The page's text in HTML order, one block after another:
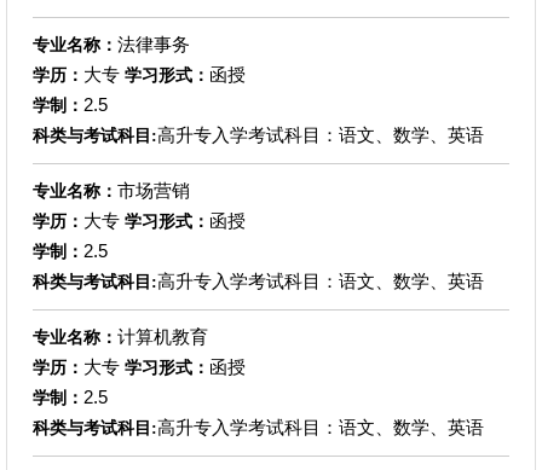
专业名称： 法律事务
学历： 大专 学习形式： 函授
学制： 2.5
科类与考试科目:高升专入学考试科目：语文、数学、英语
专业名称： 市场营销
学历： 大专 学习形式： 函授
学制： 2.5
科类与考试科目:高升专入学考试科目：语文、数学、英语
专业名称： 计算机教育
学历： 大专 学习形式： 函授
学制： 2.5
科类与考试科目:高升专入学考试科目：语文、数学、英语